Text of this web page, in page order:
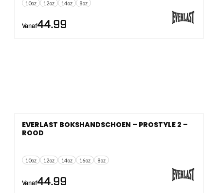
10oz 12oz 14oz 8oz
Vanaf44.99
10oz 12oz 14oz 16oz 8oz
EVERLAST BOKSHANDSCHOEN – PROSTYLE 2 –
ROOD
Vanaf44.99